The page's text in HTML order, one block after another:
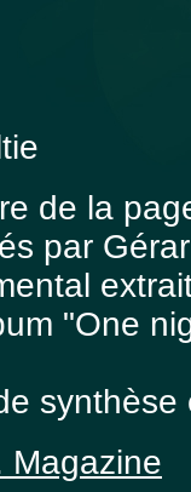
de la
par
"One
synthèse
Magazine